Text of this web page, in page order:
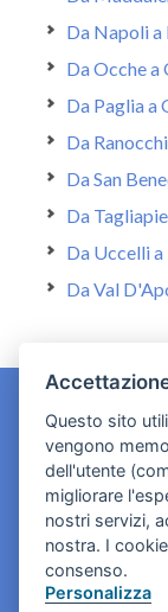
Da Napoli a
Da Ocche
Da Paglia a
Da
Da San
Da
Da Uccelli
Da Val
CONTATTI
Cookies e
Questo sito
vengono
dell'utente
migliorare
nostri servizi,
nostra. I
consenso.
Personalizza